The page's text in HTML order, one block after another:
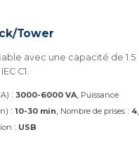
Tower
avec une capacité de 1.5
C1.
: 3000-6000 VA Puissance
: 10-30 min Nombre de prises : 4
: USB